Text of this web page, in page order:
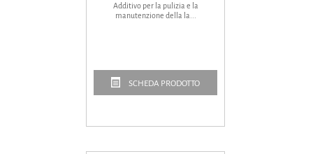
Additivo per la pulizia e la
manutenzione della la...
SCHEDA PRODOTTO